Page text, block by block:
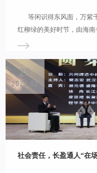
等闲识得东风面，万紫
红柳绿的美好时节，由海南
易中心协会主办的“全球企
资委领导参加大会并致辞；
复旦大学等智库学者，世界
企业公会等国际组织代表为
省企业家协会、企联的400
通公司董事长兼总裁皮亚斌
28
2023-02